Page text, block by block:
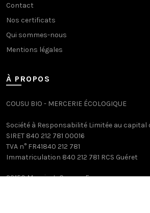
Contact
Nos certificats
Qui sommes-nous
Mentions légales
À PROPOS
COUSU BIO - MERCERIE ÉCOLOGIQUE
Société à Responsabilité Limitée au capital
SIRET 840 212 781 00016
TVA n° FR41840 212 781
Immatriculation 840 212 781 RCS Guéret
23150 Mazeirat, Creuse, France